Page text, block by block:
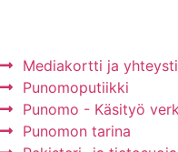
Mediakortti ja
Punomoputiikki
Punomo - Käsityö
Punomon tarina